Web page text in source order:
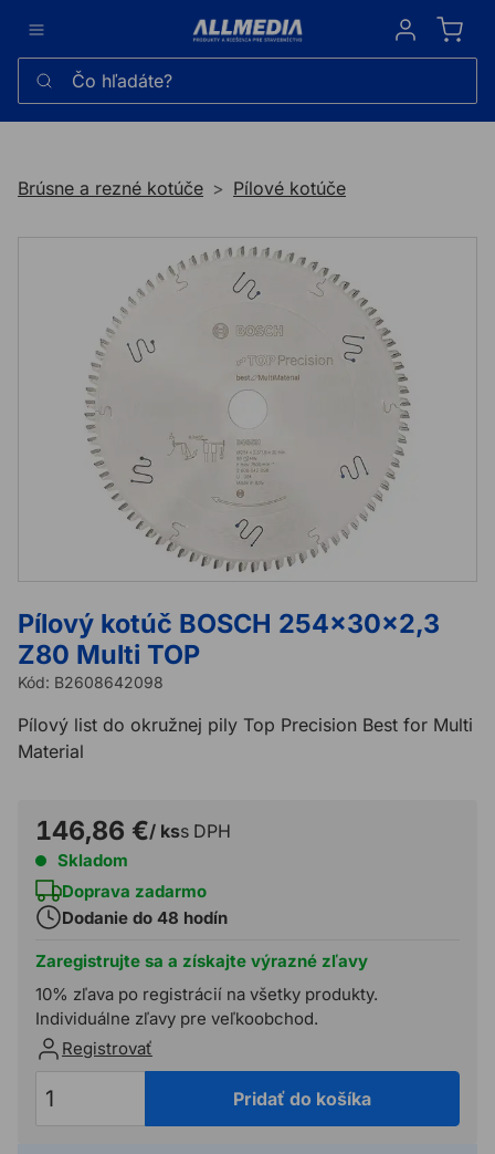
Sign in
Čo hľadáte?
Brúsne a rezné kotúče Pílové kotúče
Pílový kotúč BOSCH 254x30x2,3
Z80 Multi TOP
Kód: B2608642098
Pílový list do okružnej pily Top Precision Best for Multi
Material
146,86 €/ kss DPH
Skladom
Doprava zadarmo
Dodanie do 48 hodín
Zaregistrujte sa a získajte výrazné zľavy
10% zľava po registrácií na všetky produkty.
Individuálne zľavy pre veľkoobchod.
Registrovať
Pridať do košíka